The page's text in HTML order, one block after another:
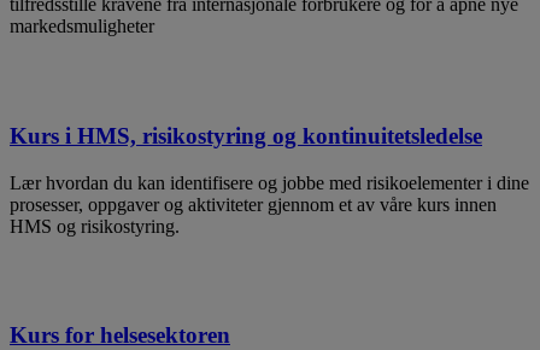
tilfredsstille kravene fra internasjonale forbrukere og for å åpne nye
markedsmuligheter
Kurs i HMS, risikostyring og kontinuitetsledelse
​Lær hvordan du kan identifisere og jobbe med risikoelementer i dine
prosesser, oppgaver og aktiviteter gjennom et av våre kurs innen
HMS og risikostyring.
Kurs for helsesektoren